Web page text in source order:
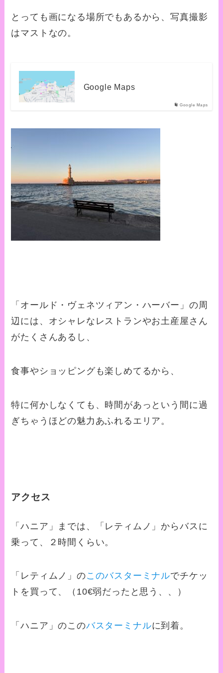
とっても画になる場所でもあるから、写真撮影
はマストなの。
Google Maps
Google Maps
「オールド・ヴェネツィアン・ハーバー」の周
辺には、オシャレなレストランやお土産屋さん
がたくさんあるし、
食事やショッピングも楽しめてるから、
特に何かしなくても、時間があっという間に過
ぎちゃうほどの魅力あふれるエリア。
アクセス
「ハニア」までは、「レティムノ」からバスに
乗って、２時間くらい。
「レティムノ」のこのバスターミナルでチケッ
トを買って、（10€弱だったと思う、、）
「ハニア」のこのバスターミナルに到着。